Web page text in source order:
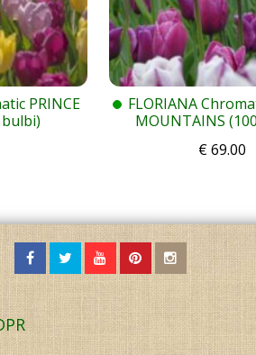
PRINCE
bulbi)
FLORIANA
MOUNTAINS
€69.00